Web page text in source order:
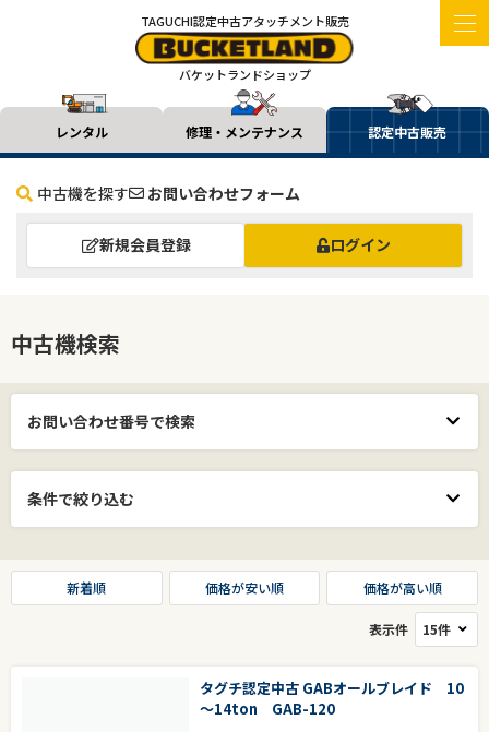
TAGUCHI認定中古アタッチメント販売
バケットランドショップ
レンタル 修理・メンテナンス 認定中古販売
中古機を探す お問い合わせフォーム
新規会員登録 ログイン
中古機検索
お問い合わせ番号で検索
条件で絞り込む
新着順 価格が安い順 価格が高い順
表示件
タグチ認定中古 GABオールブレイド 10
～14ton GAB-120